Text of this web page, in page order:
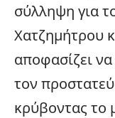
σύλληψη για
Χατζημήτρου
αποφασίζει
τον
κρύβοντας το